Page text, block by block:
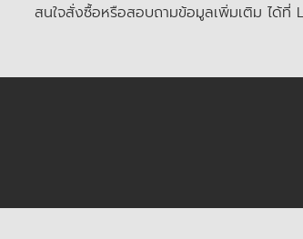
สนใจสั่งซื้อหรือสอบถามข้อมูลเพิ่มเติม ได้ที่